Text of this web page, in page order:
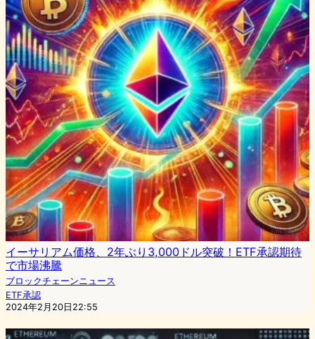
イーサリアム価格、2年ぶり3,000ドル突破！ETF承認期待
で市場沸騰
ブロックチェーンニュース
ETF承認
2024年2月20日22:55